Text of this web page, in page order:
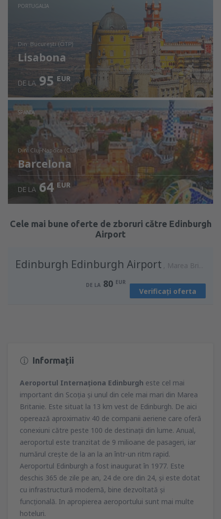
Verificați detaliile
PORTUGALIA
din: București (OTP)
Lisabona
Verificați detaliile
DE LA 95 EUR
SPANIA
din: Cluj-Napoca (CLJ)
Barcelona
Verificați detaliile
DE LA 64 EUR
Cele mai bune oferte de zboruri către Edinburgh
Airport
Edinburgh Edinburgh Airport Marea Britanie
DE LA 80 EUR
Verificați oferta
Informații
Aeroportul Internaţiona Edinburgh este cel mai
important din Scoţia şi unul din cele mai mari din Marea
Britanie. Este situat la 13 km vest de Edinburgh. De aici
operează aproximativ 40 de companii aeriene care oferă
conexiuni către peste 100 de destinaţii din lume. Anual,
aeroportul este tranzitat de 9 milioane de pasageri, iar
numărul creşte de la an la an într-un ritm rapid.
Aeroportul Edinburgh a fost inaugurat în 1977. Este
deschis 365 de zile pe an, 24 de ore din 24, şi este dotat
cu infrastructură modernă, bine dezvoltată şi
funcţională. In apropierea aeroportului sunt mai multe
hoteluri.